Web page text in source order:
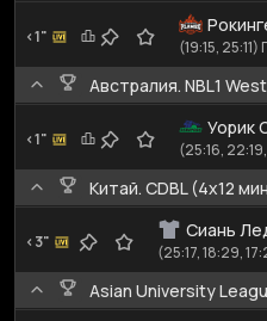
<1"
(19:15,
Австралия. NBL1
<1"
Уорик
(25:16,
Китай. CDBL (4x12
<3"
Сиань
(25:17, 18:29,
Asian University